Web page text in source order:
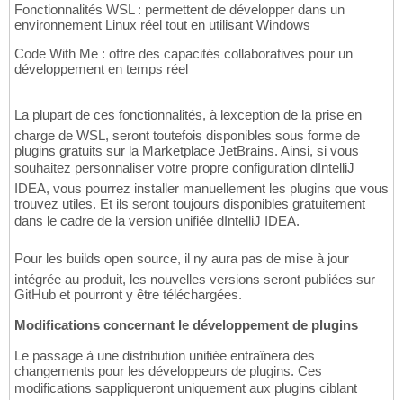
Fonctionnalités WSL : permettent de développer dans un
environnement Linux réel tout en utilisant Windows
Code With Me : offre des capacités collaboratives pour un
développement en temps réel
La plupart de ces fonctionnalités, à lexception de la prise en
charge de WSL, seront toutefois disponibles sous forme de
plugins gratuits sur la Marketplace JetBrains. Ainsi, si vous
souhaitez personnaliser votre propre configuration dIntelliJ
IDEA, vous pourrez installer manuellement les plugins que vous
trouvez utiles. Et ils seront toujours disponibles gratuitement
dans le cadre de la version unifiée dIntelliJ IDEA.
Pour les builds open source, il ny aura pas de mise à jour
intégrée au produit, les nouvelles versions seront publiées sur
GitHub et pourront y être téléchargées.
Modifications concernant le développement de plugins
Le passage à une distribution unifiée entraînera des
changements pour les développeurs de plugins. Ces
modifications sappliqueront uniquement aux plugins ciblant